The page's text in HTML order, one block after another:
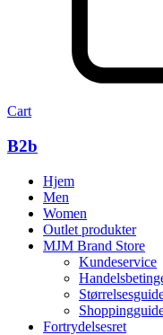
Cart
B2b
Hjem
Men
Women
Outlet produkter
MJM Brand Store
Kundeservice
Fortrydelsesret